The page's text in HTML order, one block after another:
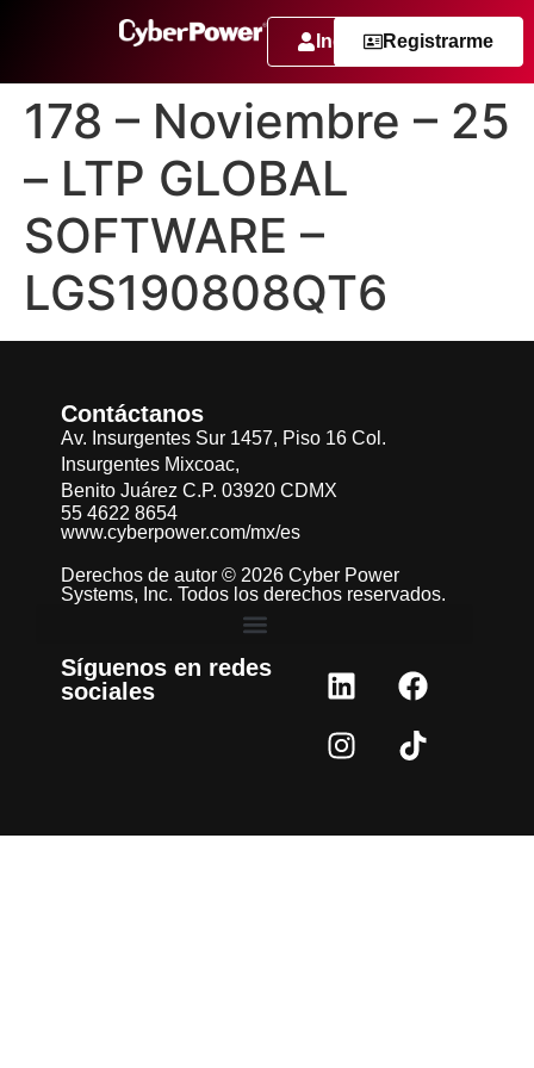
IngresarRegistrarme
178 – Noviembre – 25
– LTP GLOBAL
SOFTWARE –
LGS190808QT6
Contáctanos
Av. Insurgentes Sur 1457, Piso 16 Col.
Insurgentes Mixcoac,
Benito Juárez C.P. 03920 CDMX
55 4622 8654
www.cyberpower.com/mx/es
Derechos de autor © 2026 Cyber Power
Systems, Inc. Todos los derechos reservados.
Síguenos en redes
sociales